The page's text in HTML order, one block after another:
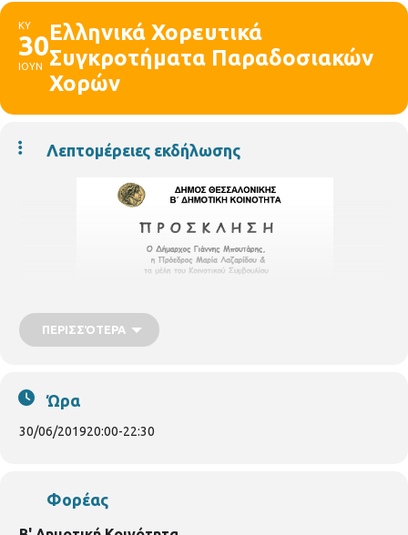
ΚΥ
30
ΙΟΥΝ
Ελληνικά Χορευτικά
Συγκροτήματα Παραδοσιακών
Χορών
Λεπτομέρειες εκδήλωσης
ΠΕΡΙΣΣΌΤΕΡΑ
Ώρα
30/06/201920:00-22:30
Φορέας